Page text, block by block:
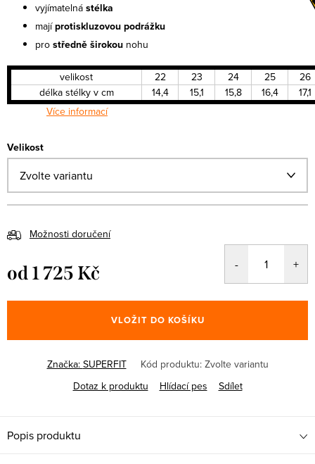
vyjímatelná stélka
majíprotiskluzovou podrážku
pro středně širokou nohu
velikost 22 23 24 25
26
délka stélky v cm
14,4 15,1 15,8 16,4
17,1
Více informací
Velikost
Možnosti doručení
od1 725 Kč
cena:
VLOŽIT DO KOŠÍKU
Značka: SUPERFIT Kód produktu: Zvolte variantu
Dotaz k produktu
Hlídací pes Sdílet
Popis produktu